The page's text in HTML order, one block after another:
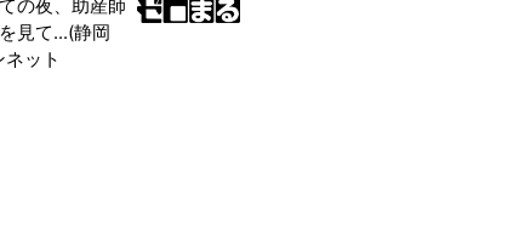
の夜、助産師
見て...(静岡
ット